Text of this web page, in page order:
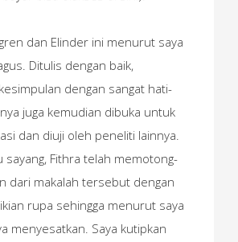
dan Elinder ini menurut saya
Ditulis dengan baik,
dengan sangat hati-
juga kemudian dibuka untuk
dan diuji oleh peneliti lainnya.
sayang, Fithra telah memotong-
dari makalah tersebut dengan
rupa sehingga menurut saya
menyesatkan. Saya kutipkan